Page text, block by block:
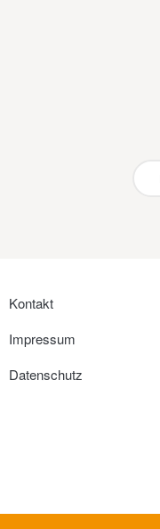
Kontakt
Impressum
Datenschutz